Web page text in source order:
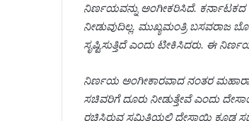
ನಿರ್ಣಯವನ್ನು ಅಂಗೀಕರಿಸಿದೆ. ಕರ್ನಾಟಕದ
ನೀಡುವುದಿಲ್ಲ. ಮುಖ್ಯಮಂತ್ರಿ ಬಸವರಾಜ
ಸೃಷ್ಟಿಸುತ್ತಿದೆ ಎಂದು ಟೀಕಿಸಿದರು. ಈ
ನಿರ್ಣಯ ಅಂಗೀಕಾರವಾದ ನಂತರ
ಸಚಿವರಿಗೆ ದೂರು ನೀಡುತ್ತೇವೆ ಎಂದು
ರಚಿಸಿರುವ ಸಮಿತಿಯಲ್ಲಿ ದೇಸಾಯಿ ಕೂಡ